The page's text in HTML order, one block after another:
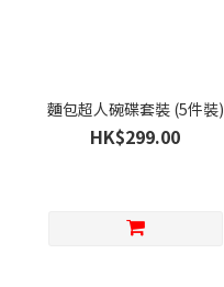
麵包超人碗碟套裝 (5件裝)
HK$299.00